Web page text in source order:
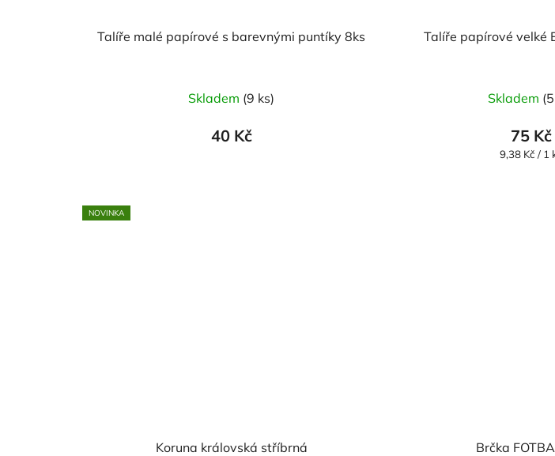
Talíře malé papírové s barevnými puntíky 8ks
Skladem (9 ks)
40 Kč
Talíře papírové velké
Skladem
75 Kč
Měrná
9,38 Kč / 1
NOVINKA
Koruna královská stříbrná Brčka